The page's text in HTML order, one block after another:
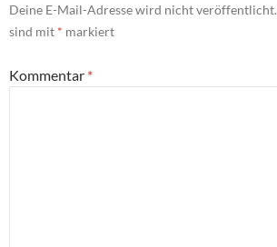
Deine E-Mail-Adresse wird nicht veröffentlicht.
sind mit * markiert
Kommentar *